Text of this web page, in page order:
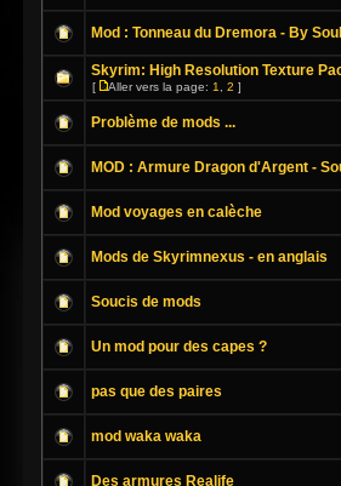
Mod : Tonneau du Dremora - By
Skyrim: High Resolution Texture
[ Aller vers la page: 1 2 ]
Problème de mods ...
MOD : Armure Dragon d'Argent -
Mod voyages en calèche
Mods de Skyrimnexus - en anglais
Soucis de mods
Un mod pour des capes ?
pas que des paires
mod waka waka
Des armures Realife